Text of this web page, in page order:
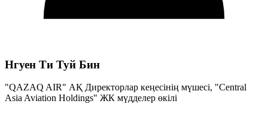
Нгуен Ти Туй Бин
"QAZAQ AIR" АҚ Директорлар кеңесінің мүшесі, "Central
Asia Aviation Holdings" ЖК мүдделер өкілі